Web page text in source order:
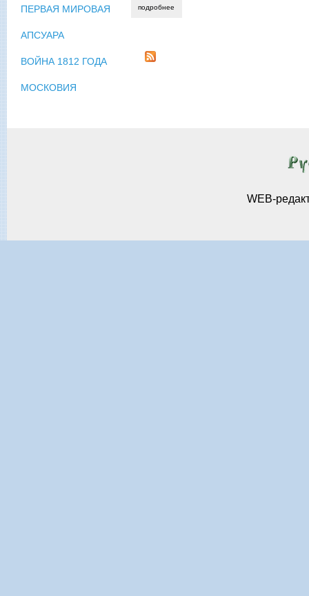
подробнее
ПЕРВАЯ МИРОВАЯ
АПСУАРА
ВОЙНА 1812 ГОДА
МОСКОВИЯ
WEB-